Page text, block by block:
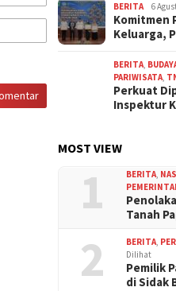
BERITA 6
Komitmen
Keluarga,
BERITA,
PARIWISATA,
Perkuat
Inspektur
MOST VIEW
1 BERITA,
Tanah
2 BERITA,
Dilihat
Pemilik
di Sidak